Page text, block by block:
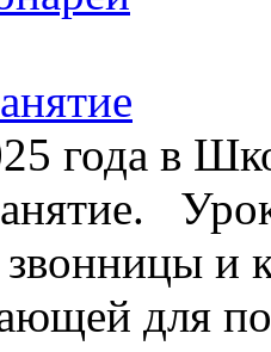
года в
и
для